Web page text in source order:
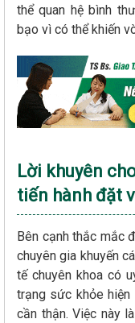
thể quan hệ bình
bạo vì có thể khiến
Lời khuyên
tiến hành đặt
Bên cạnh thắc mắc
chuyên gia khuyến
tế chuyên khoa có
trạng sức khỏe
cần thận. Việc này